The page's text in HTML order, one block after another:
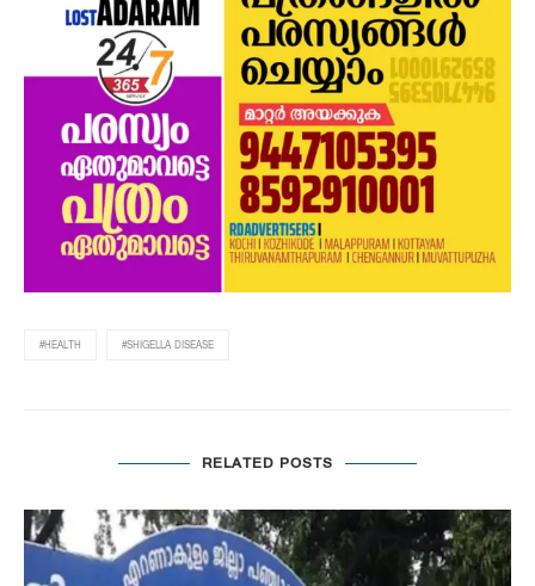
#HEALTH #SHIGELLA DISEASE
RELATED POSTS